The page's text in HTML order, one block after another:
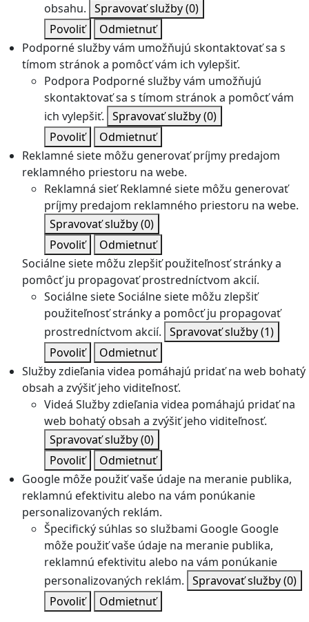
obsahu. Spravovať služby(0)
Povoliť
Odmietnuť
Podporné služby vám umožňujú skontaktovať sa s
tímom stránok a pomôcť vám ich vylepšiť.
Podpora Podporné služby vám umožňujú
skontaktovať sa s tímom stránok a pomôcť vám
ich vylepšiť. Spravovať služby(0)
Povoliť
Odmietnuť
Reklamné siete môžu generovať príjmy predajom
reklamného priestoru na webe.
Reklamná sieť Reklamné siete môžu generovať
príjmy predajom reklamného priestoru na webe.
Spravovať služby(0)
Povoliť
Odmietnuť
Sociálne siete môžu zlepšiť použiteľnosť stránky a
pomôcť ju propagovať prostredníctvom akcií.
Sociálne sieteSociálne siete môžu zlepšiť
použiteľnosť stránky a pomôcť ju propagovať
prostredníctvom akcií. Spravovať služby(1)
Povoliť
Odmietnuť
Služby zdieľania videa pomáhajú pridať na web bohatý
obsah a zvýšiť jeho viditeľnosť.
Videá Služby zdieľania videa pomáhajú pridať na
web bohatý obsah a zvýšiť jeho viditeľnosť.
Spravovať služby(0)
Povoliť
Odmietnuť
Google môže použiť vaše údaje na meranie publika,
reklamnú efektivitu alebo na vám ponúkanie
personalizovaných reklám.
Špecifický súhlas so službami Google Google
môže použiť vaše údaje na meranie publika,
reklamnú efektivitu alebo na vám ponúkanie
personalizovaných reklám. Spravovať služby(0)
Povoliť
Odmietnuť